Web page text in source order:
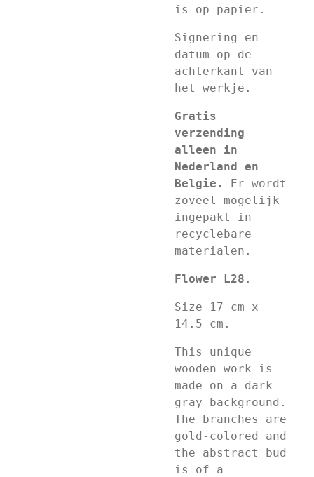
is op papier.
Signering en
datum op de
achterkant van
het werkje.
Gratis
verzending
alleen in
Nederland en
Belgie.
Er wordt
zoveel mogelijk
ingepakt in
recyclebare
materialen.
Flower L28 .
Size 17 cm x
14.5 cm.
This unique
wooden work is
made on a dark
gray background.
The branches are
gold-colored and
the abstract bud
is of a